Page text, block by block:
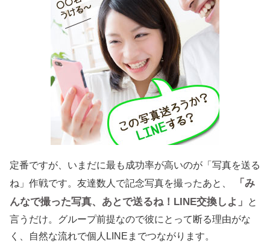
定番ですが、いまだに最も成功率が高いのが「写真を送る
ね」作戦です。友達数人で記念写真を撮ったあと、
「み
んなで撮った写真、あとで送るね！LINE交換しよ」
と
言うだけ。グループ前提なので彼にとって断る理由がな
く、自然な流れで個人LINEまでつながります。